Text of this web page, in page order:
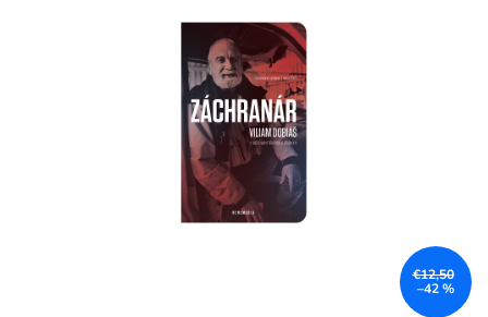
€12,50
–42 %